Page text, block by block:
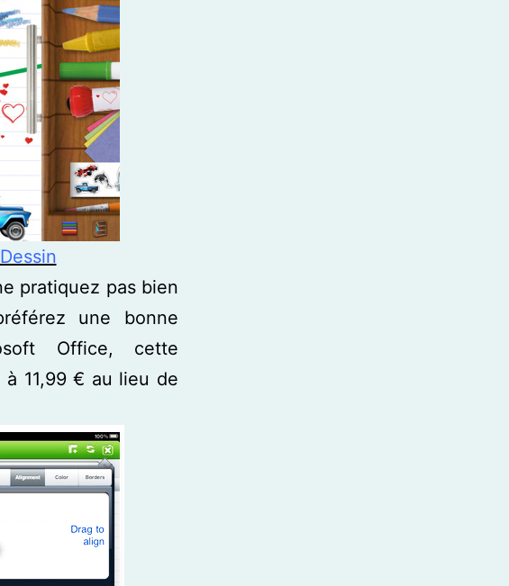
pratiquez pas bien
une bonne
Office, cette
11,99 € au lieu de